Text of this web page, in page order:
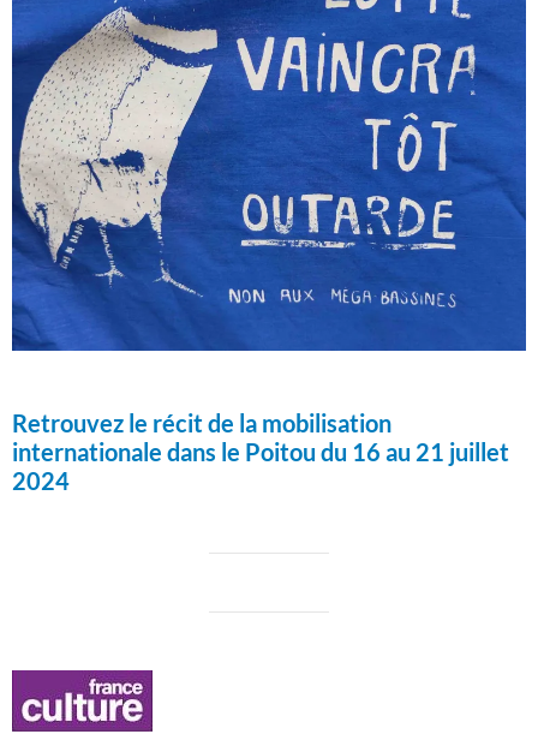
Retrouvez le récit de la mobilisation
internationale dans le Poitou du 16 au 21 juillet
2024